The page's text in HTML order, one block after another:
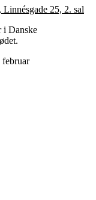
25, 2. sal
i Danske
februar